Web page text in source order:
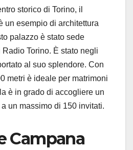
storico di Torino, il
un esempio di architettura
palazzo è stato sede
Torino. È stato negli
al suo splendore. Con
metri è ideale per matrimoni
è in grado di accogliere un
un massimo di 150 invitati.
Campana